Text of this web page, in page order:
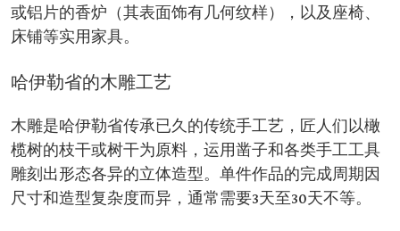
或铝片的香炉（其表面饰有几何纹样），以及座椅、
床铺等实用家具。
哈伊勒省的木雕工艺
木雕是哈伊勒省传承已久的传统手工艺，匠人们以橄
榄树的枝干或树干为原料，运用凿子和各类手工工具
雕刻出形态各异的立体造型。单件作品的完成周期因
尺寸和造型复杂度而异，通常需要3天至30天不等。